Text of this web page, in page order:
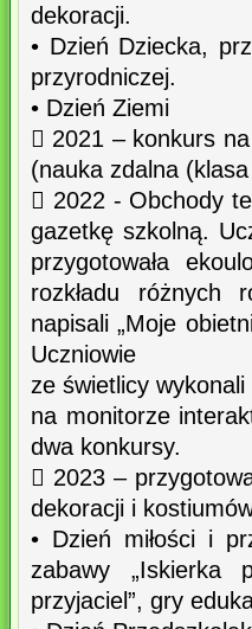
dekoracji.
• Dzień Dziecka,
przyrodniczej.
• Dzień Ziemi
 2021 – konkurs
(nauka zdalna
 2022 - Obchody
gazetkę szkolną.
przygotowała
rozkładu różnych
napisali „Moje
Uczniowie
ze świetlicy
na monitorze
dwa konkursy.
 2023 –
dekoracji i
• Dzień miłości i
zabawy „Iskierka
przyjaciel”, gry